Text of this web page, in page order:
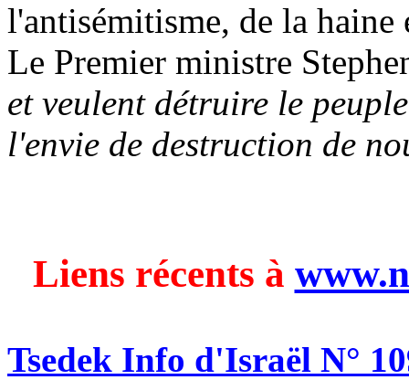
l'antisémitisme, de la haine
Le Premier ministre
et veulent détruire le
l'envie de destruction de
Liens récents à
Tsedek Info d'Israël N°